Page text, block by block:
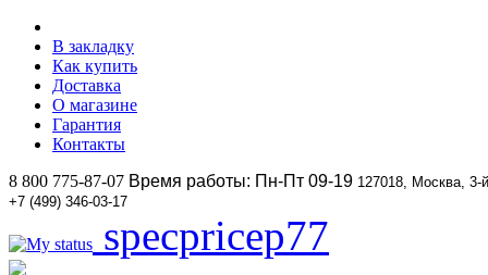
В закладку
Как купить
Доставка
О магазине
Гарантия
Контакты
8 800 775-87-07 Время работы: Пн-Пт 09-19 127018, Москва,
+7 (499) 346-03-17
specpricep77